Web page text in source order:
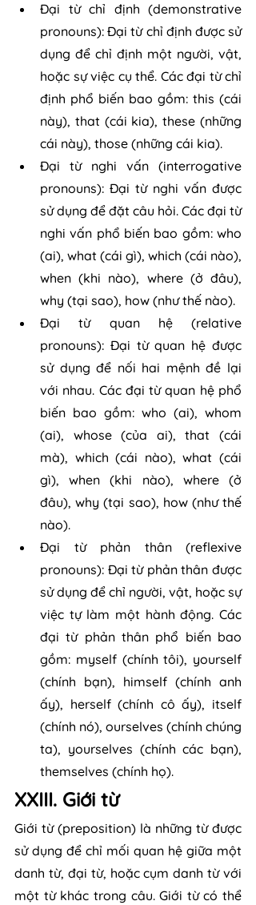
Đại từ chỉ định (demonstrative
pronouns): Đại từ chỉ định được sử
dụng để chỉ định một người, vật,
hoặc sự việc cụ thể. Các đại từ chỉ
định phổ biến bao gồm: this (cái
này), that (cái kia), these (những
cái này), those (những cái kia).
Đại từ nghi vấn (interrogative
pronouns): Đại từ nghi vấn được
sử dụng để đặt câu hỏi. Các đại từ
nghi vấn phổ biến bao gồm: who
(ai), what (cái gì), which (cái nào),
when (khi nào), where (ở đâu),
why (tại sao), how (như thế nào).
Đại từ quan hệ (relative
pronouns): Đại từ quan hệ được
sử dụng để nối hai mệnh đề lại
với nhau. Các đại từ quan hệ phổ
biến bao gồm: who (ai), whom
(ai), whose (của ai), that (cái
mà), which (cái nào), what (cái
gì), when (khi nào), where (ở
đâu), why (tại sao), how (như thế
nào).
Đại từ phản thân (reflexive
pronouns): Đại từ phản thân được
sử dụng để chỉ người, vật, hoặc sự
việc tự làm một hành động. Các
đại từ phản thân phổ biến bao
gồm: myself (chính tôi), yourself
(chính bạn), himself (chính anh
ấy), herself (chính cô ấy), itself
(chính nó), ourselves (chính chúng
ta), yourselves (chính các bạn),
themselves (chính họ).
XXIII. Giới từ
Giới từ (preposition) là những từ được
sử dụng để chỉ mối quan hệ giữa một
danh từ, đại từ, hoặc cụm danh từ với
một từ khác trong câu. Giới từ có thể